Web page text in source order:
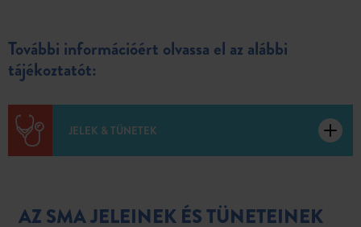
További információért olvassa el az alábbi
tájékoztatót:
JELEK & TÜNETEK
AZ SMA JELEINEK ÉS TÜNETEINEK